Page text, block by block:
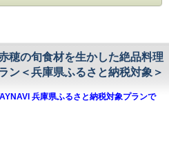
「ハモ」
の旨みを感じられます。
した味わいに加えビタミンも豊富で
食感がたまらない旨みの詰まったアワビ
ランです。
穂の旬食材を生かした絶品料理
ン＜兵庫県ふるさと納税対象＞
兵庫県ふるさと納税対象プランで